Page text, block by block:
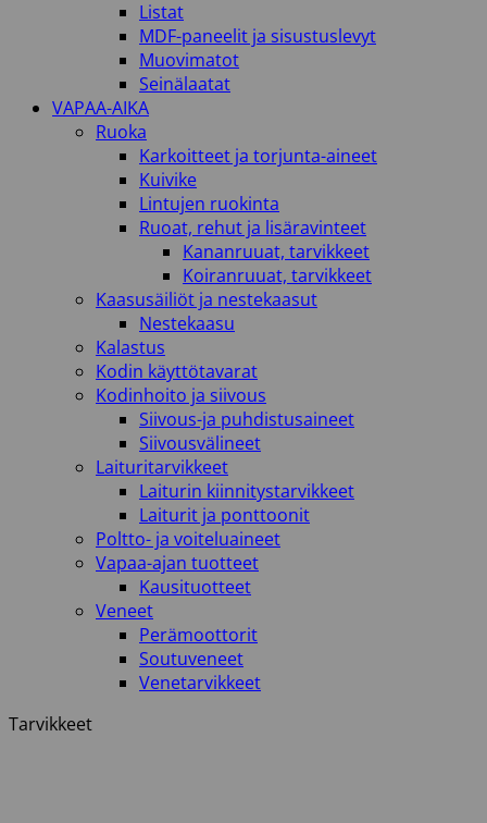
Listat
MDF-paneelit ja sisustuslevyt
Muovimatot
Seinälaatat
VAPAA-AIKA
Ruoka
Karkoitteet ja torjunta-aineet
Kuivike
Lintujen ruokinta
Ruoat, rehut ja lisäravinteet
Kananruuat, tarvikkeet
Koiranruuat, tarvikkeet
Kaasusäiliöt ja nestekaasut
Nestekaasu
Kalastus
Kodin käyttötavarat
Kodinhoito ja siivous
Siivous-ja puhdistusaineet
Siivousvälineet
Laituritarvikkeet
Laiturin kiinnitystarvikkeet
Laiturit ja ponttoonit
Poltto- ja voiteluaineet
Vapaa-ajan tuotteet
Kausituotteet
Veneet
Perämoottorit
Soutuveneet
Venetarvikkeet
Tarvikkeet